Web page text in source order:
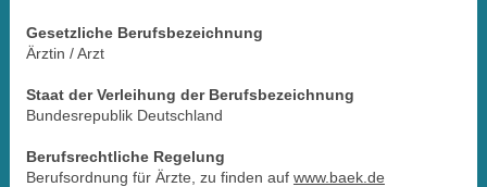
Gesetzliche Berufsbezeichnung
Ärztin / Arzt
Staat der Verleihung der Berufsbezeichnung
Bundesrepublik Deutschland
Berufsrechtliche Regelung
Berufsordnung für Ärzte, zu finden auf www.baek.de